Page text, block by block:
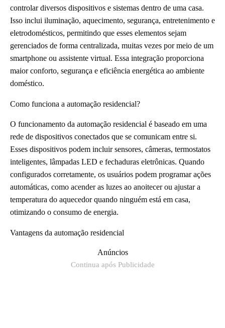
controlar diversos dispositivos e sistemas dentro de uma casa.
Isso inclui iluminação, aquecimento, segurança, entretenimento e
eletrodomésticos, permitindo que esses elementos sejam
gerenciados de forma centralizada, muitas vezes por meio de um
smartphone ou assistente virtual. Essa integração proporciona
maior conforto, segurança e eficiência energética ao ambiente
doméstico.
Como funciona a automação residencial?
O funcionamento da automação residencial é baseado em uma
rede de dispositivos conectados que se comunicam entre si.
Esses dispositivos podem incluir sensores, câmeras, termostatos
inteligentes, lâmpadas LED e fechaduras eletrônicas. Quando
configurados corretamente, os usuários podem programar ações
automáticas, como acender as luzes ao anoitecer ou ajustar a
temperatura do aquecedor quando ninguém está em casa,
otimizando o consumo de energia.
Vantagens da automação residencial
Anúncios
Continua após Publicidade